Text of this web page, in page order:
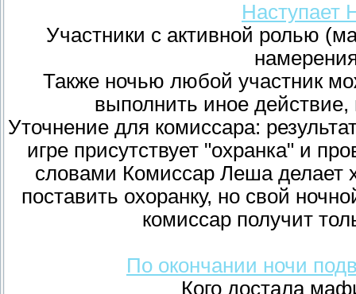
Наступает
Участники с активной ролью
Также ночью любой участник
выполнить иное действие,
Уточнение для комиссара:
игре присутствует "охранка" и
словами Комиссар Леша делает
поставить охоранку, но свой
комиссар получит
По окончании ночи
Кого достала